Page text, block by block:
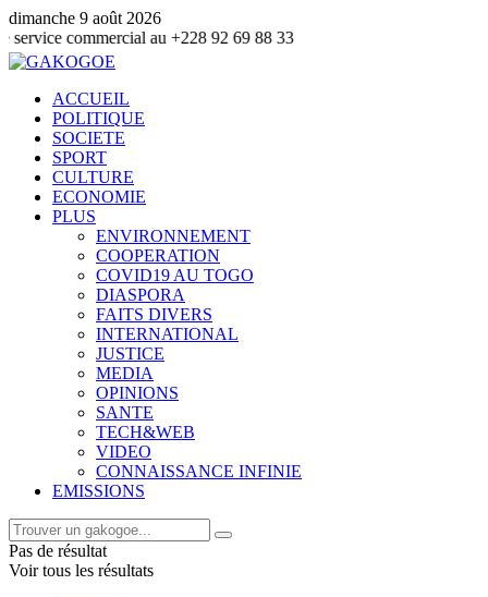
dimanche 9 août 2026
au +228 92 69 88 33
ACCUEIL
POLITIQUE
SOCIETE
SPORT
CULTURE
ECONOMIE
PLUS
ENVIRONNEMENT
COOPERATION
COVID19 AU TOGO
DIASPORA
FAITS DIVERS
INTERNATIONAL
JUSTICE
MEDIA
OPINIONS
SANTE
TECH&WEB
VIDEO
CONNAISSANCE INFINIE
EMISSIONS
Pas de résultat
Voir tous les résultats